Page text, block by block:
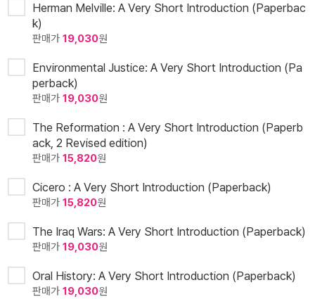
Herman Melville: A Very Short Introduction (Paperbac
k)
판매가 19,030원
Environmental Justice: A Very Short Introduction (Pa
perback)
판매가 19,030원
The Reformation : A Very Short Introduction (Paperb
ack, 2 Revised edition)
판매가 15,820원
Cicero : A Very Short Introduction (Paperback)
판매가 15,820원
The Iraq Wars: A Very Short Introduction (Paperback)
판매가 19,030원
Oral History: A Very Short Introduction (Paperback)
판매가 19,030원